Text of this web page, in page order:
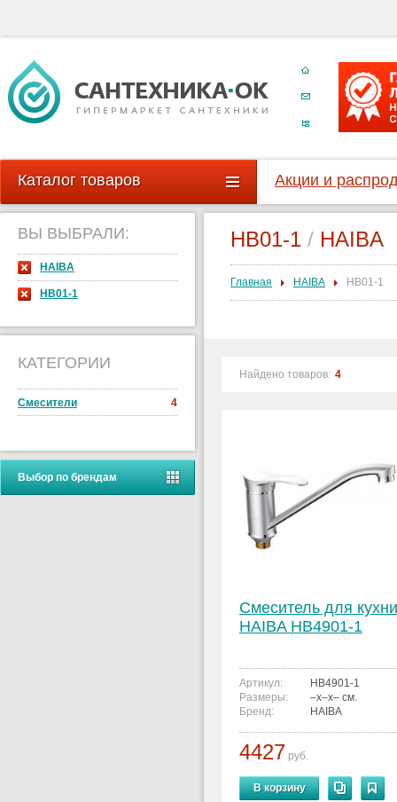
Каталог товаров Акции и
ВЫ ВЫБРАЛИ:
HAIBA
HB01-1
КАТЕГОРИИ
4
Смесители
Выбор по брендам
HB01-1 / HAIBA
Главная HAIBA HB01-1
Найдено товаров: 4
Смеситель для кухни
HAIBA HB4901-1
Артикул:
HB4901-1
Размеры:
–x–x– см.
Бренд:
HAIBA
4427 руб.
В корзину